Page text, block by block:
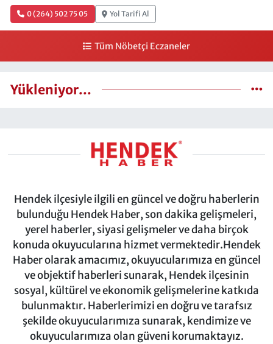
0 (264) 502 75 05 Yol Tarifi Al
Tüm Nöbetçi Eczaneler
Yükleniyor...
Hendek ilçesiyle ilgili en güncel ve doğru haberlerin
bulunduğu Hendek Haber, son dakika gelişmeleri,
yerel haberler, siyasi gelişmeler ve daha birçok
konuda okuyucularına hizmet vermektedir.Hendek
Haber olarak amacımız, okuyucularımıza en güncel
ve objektif haberleri sunarak, Hendek ilçesinin
sosyal, kültürel ve ekonomik gelişmelerine katkıda
bulunmaktır. Haberlerimizi en doğru ve tarafsız
şekilde okuyucularımıza sunarak, kendimize ve
okuyucularımıza olan güveni korumaktayız.